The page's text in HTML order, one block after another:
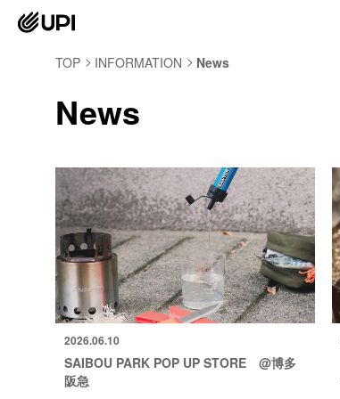
TOP INFORMATION News
News
2026.06.10
SAIBOU PARK POP UP STORE @博多
阪急